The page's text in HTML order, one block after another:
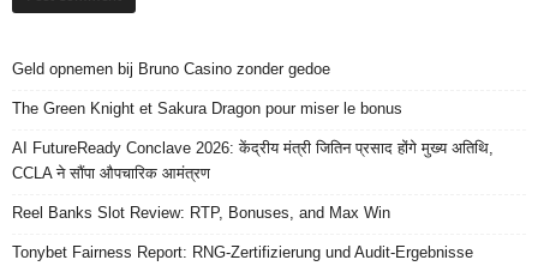
Geld opnemen bij Bruno Casino zonder gedoe
The Green Knight et Sakura Dragon pour miser le bonus
AI FutureReady Conclave 2026: केंद्रीय मंत्री जितिन प्रसाद होंगे मुख्य अतिथि,
CCLA ने सौंपा औपचारिक आमंत्रण
Reel Banks Slot Review: RTP, Bonuses, and Max Win
Tonybet Fairness Report: RNG-Zertifizierung und Audit-Ergebnisse